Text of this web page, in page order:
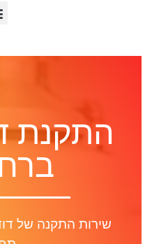
התקנת
שירות התקנה של